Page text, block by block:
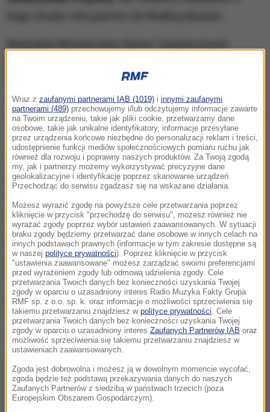
kontynuować wykonywanie niezbędnych zadań".
Zaznaczono też, żenie było żadnych konkretnych
zagrożeń dla dyplomatów.Według stacji BBC News
do kraju wróci około połowa personelu.
To decyzja symboliczna - zauważa korespondent
RMF FM w Londynie Bogdan Frymorgen - potwierdza
wschodniej granicy z Rosją.
Oprócz wysłania armii ukraińskiej 2 tys. wyrzutni
przeciwczołgowych krótkiego zasięgu władze
Wielkiej Brytanii zapewniają o wsparciu dążeń
Ukrainy do zachowania suwerenności.
Dalsza część artykułu pod materiałem video:
Wraz z zaufanymi partnerami IAB (1019) i innymi zaufanymi
partnerami (489) przechowujemy i/lub odczytujemy informacje zawarte
na Twoim urządzeniu, takie jak pliki cookie, przetwarzamy dane
osobowe, takie jak unikalne identyfikatory, informacje przesyłane
przez urządzenia końcowe niezbędne do personalizacji reklam i treści,
udostępnienie funkcji mediów społecznościowych pomiaru ruchu jak
również dla rozwoju i poprawny naszych produktów. Za Twoją zgodą
my, jak i partnerzy możemy wykorzystywać precyzyjne dane
geolokalizacyjne i identyfikację poprzez skanowanie urządzeń.
Przechodząc do serwisu zgadzasz się na wskazane działania.
Możesz wyrazić zgodę na powyższe cele przetwarzania poprzez
kliknięcie w przycisk "przechodzę do serwisu", możesz również nie
wyrażać zgody poprzez wybór ustawień zaawansowanych. W sytuacji
braku zgody będziemy przetwarzać dane osobowe w innych celach na
innych podstawach prawnych (informacje w tym zakresie dostępne są
w naszej polityce prywatności). Poprzez kliknięcie w przycisk
"ustawienia zaawansowane" możesz zarządzać swoimi preferencjami
przed wyrażeniem zgody lub odmową udzielenia zgody. Cele
przetwarzania Twoich danych bez konieczności uzyskania Twojej
zgody w oparciu o uzasadniony interes Radio Muzyka Fakty Grupa
RMF sp. z o.o. sp. k. oraz informacje o możliwości sprzeciwienia się
takiemu przetwarzaniu znajdziesz w polityce prywatności . Cele
przetwarzania Twoich danych bez konieczności uzyskania Twojej
zgody w oparciu o uzasadniony interes Zaufanych Partnerów IAB oraz
możliwość sprzeciwienia się takiemu przetwarzaniu znajdziesz w
ustawieniach zaawansowanych.
Zgoda jest dobrowolna i możesz ją w dowolnym momencie wycofać,
zgoda będzie też podstawą przekazywania danych do naszych
Zaufanych Partnerów z siedzibą w państwach trzecich (poza
Europejskim Obszarem Gospodarczym).